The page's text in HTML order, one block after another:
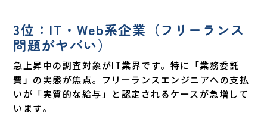
3位：IT・Web系企業（フリーランス
問題がヤバい）
急上昇中の調査対象がIT業界です。特に「業務委託
費」の実態が焦点。フリーランスエンジニアへの支払
いが「実質的な給与」と認定されるケースが急増して
います。